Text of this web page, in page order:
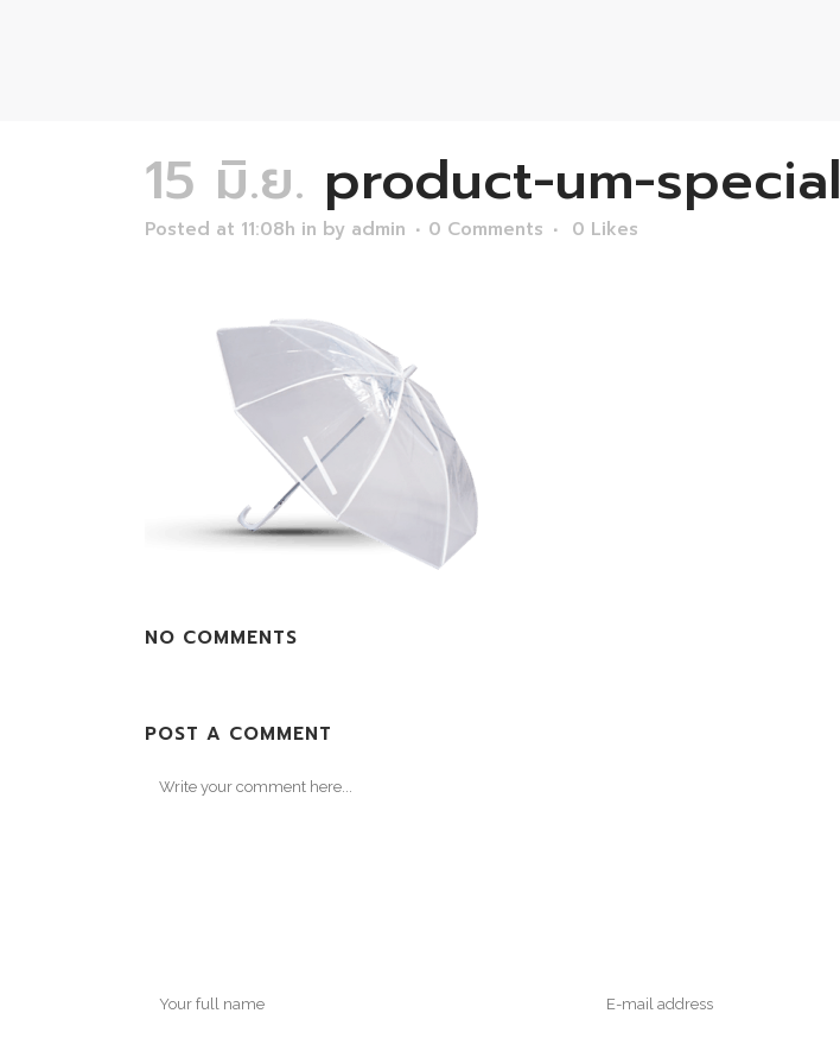
15 มิ.ย. product-um-special
Posted at 11:08h in by admin 0 Comments 0 Likes
NO COMMENTS
POST A COMMENT